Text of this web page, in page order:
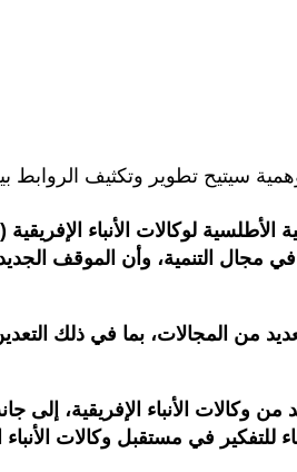
سيتيح تطوير وتكثيف الروابط
لوكالات الأنباء الإفريقية
مجال التنمية، وأن الموقف
المجالات، بما في ذلك التعدين
من وكالات الأنباء الإفريقية، إلى
الفيدرالية، التي تشكل فضاء للتفكير في مستقبل